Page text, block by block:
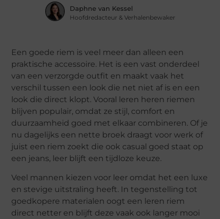
Daphne van Kessel
Hoofdredacteur & Verhalenbewaker
Een goede riem is veel meer dan alleen een
praktische accessoire. Het is een vast onderdeel
van een verzorgde outfit en maakt vaak het
verschil tussen een look die net niet af is en een
look die direct klopt. Vooral leren heren riemen
blijven populair, omdat ze stijl, comfort en
duurzaamheid goed met elkaar combineren. Of je
nu dagelijks een nette broek draagt voor werk of
juist een riem zoekt die ook casual goed staat op
een jeans, leer blijft een tijdloze keuze.
Veel mannen kiezen voor leer omdat het een luxe
en stevige uitstraling heeft. In tegenstelling tot
goedkopere materialen oogt een leren riem
direct netter en blijft deze vaak ook langer mooi